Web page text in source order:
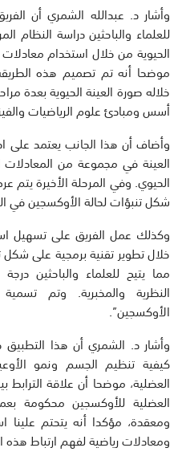
وأشار د. عبدالله الشمري أن
للعلماء والباحثين دراسة النظام
الحيوية من خلال استخدام
موضحا أنه تم تصميم هذه
خلاله صورة العينة الحيوية بعدة
أسس ومبادئ علوم الرياضيات
وأضاف أن هذا الجانب يعتمد على
العينة في مجموعة من المعادلات
الحيوي. وفي المرحلة الأخيرة يتم
شكل تنبؤات لحالة الأوكسجين في
وكذلك عمل الفريق على تسهيل
خلال تطوير تقنية برمجية على
مما يتيح للعلماء والباحثين
النظرية والمخبرية. وتم
الأوكسجين”.
وأشار د. الشمري أن هذا
كيفية تنظيم الجسم ونمو
العضلية، موضحا أن علاقة
العضلية للأوكسجين محكومة
ومعقدة، مؤكدا أنه يتحتم
ومعادلات رياضية لفهم ارتباط هذه